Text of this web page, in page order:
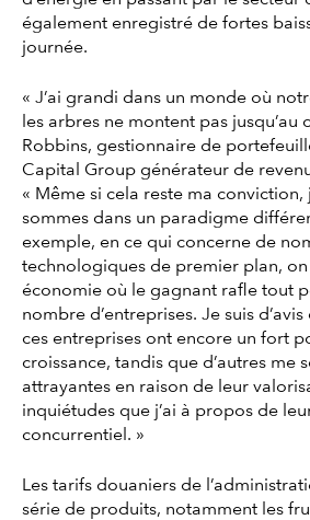
également enregistré de fortes
journée.
« J’ai grandi dans un monde où
les arbres ne montent pas jusqu’au
Robbins, gestionnaire de
Capital Group générateur de
« Même si cela reste ma conviction,
sommes dans un paradigme
exemple, en ce qui concerne de
technologiques de premier plan,
économie où le gagnant rafle tout
nombre d’entreprises. Je suis
ces entreprises ont encore un fort
croissance, tandis que d’autres me
attrayantes en raison de leur
inquiétudes que j’ai à propos de
concurrentiel. »
Les tarifs douaniers de
série de produits, notamment les